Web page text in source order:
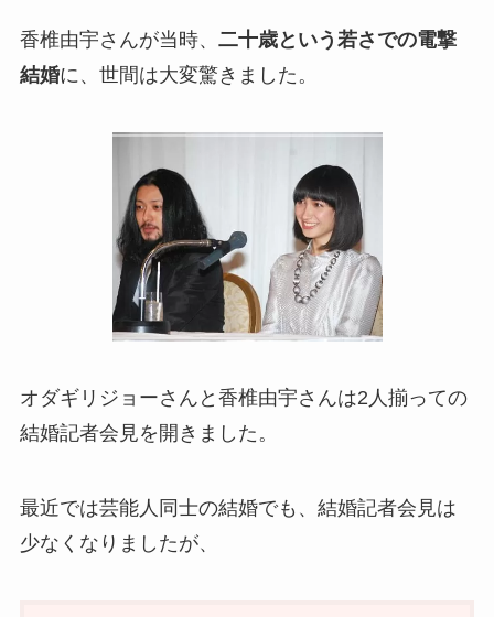
香椎由宇さんが当時、 二十歳という若さでの電撃
結婚に、世間は大変驚きました。
オダギリジョーさんと香椎由宇さんは2人揃っての
結婚記者会見を開きました。
最近では芸能人同士の結婚でも、結婚記者会見は
少なくなりましたが、